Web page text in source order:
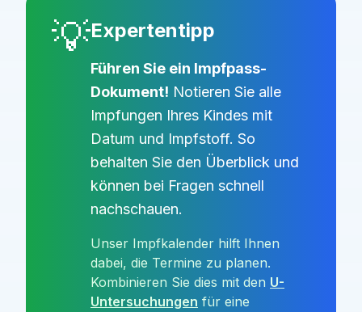
💡Expertentipp
Führen Sie ein Impfpass-
Dokument! Notieren Sie alle
Impfungen Ihres Kindes mit
Datum und Impfstoff. So
behalten Sie den Überblick und
können bei Fragen schnell
nachschauen.
Unser Impfkalender hilft Ihnen
dabei, die Termine zu planen.
Kombinieren Sie dies mit den U-
Untersuchungen für eine